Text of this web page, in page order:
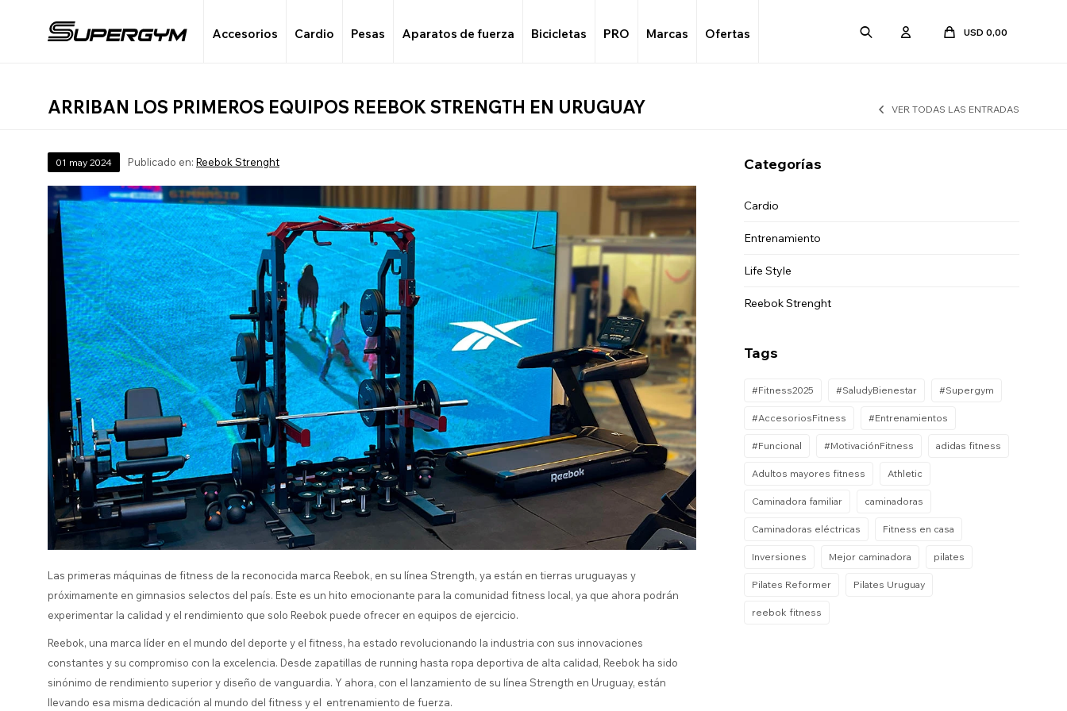
Accesorios Cardio Pesas Aparatos de fuerza Bicicletas PRO Marcas Ofertas USD 0,00
ARRIBAN LOS PRIMEROS EQUIPOS REEBOK STRENGTH EN URUGUAY VER TODAS LAS ENTRADAS
01 may 2024 Publicado en: Reebok Strenght
Las primeras máquinas de fitness de la reconocida marca Reebok, en su línea Strength, ya están en tierras uruguayas y
próximamente en gimnasios selectos del país. Este es un hito emocionante para la comunidad fitness local, ya que ahora podrán
experimentar la calidad y el rendimiento que solo Reebok puede ofrecer en equipos de ejercicio.
Reebok, una marca líder en el mundo del deporte y el fitness, ha estado revolucionando la industria con sus innovaciones
constantes y su compromiso con la excelencia. Desde zapatillas de running hasta ropa deportiva de alta calidad, Reebok ha sido
sinónimo de rendimiento superior y diseño de vanguardia. Y ahora, con el lanzamiento de su línea Strength en Uruguay, están
llevando esa misma dedicación al mundo del fitness y el entrenamiento de fuerza.
Categorías
Cardio
Entrenamiento
Life Style
Reebok Strenght
Tags
#Fitness2025 #SaludyBienestar #Supergym
#AccesoriosFitness #Entrenamientos
#Funcional #MotivaciónFitness adidas fitness
Adultos mayores fitness Athletic
Caminadora familiar caminadoras
Caminadoras eléctricas Fitness en casa
Inversiones Mejor caminadora pilates
Pilates Reformer Pilates Uruguay
reebok fitness